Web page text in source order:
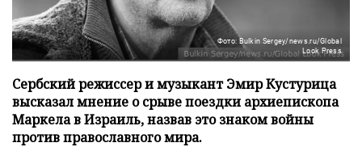
Фото: Bulkin Sergey/news.ru/Global
Look Press
Сербский режиссер и музыкант Эмир Кустурица
высказал мнение о срыве поездки архиепископа
Маркела в Израиль, назвав это знаком войны
против православного мира.